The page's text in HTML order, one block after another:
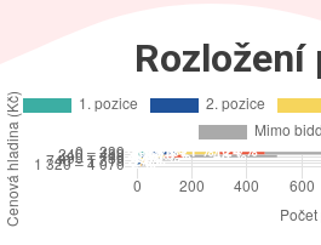
Rozložení